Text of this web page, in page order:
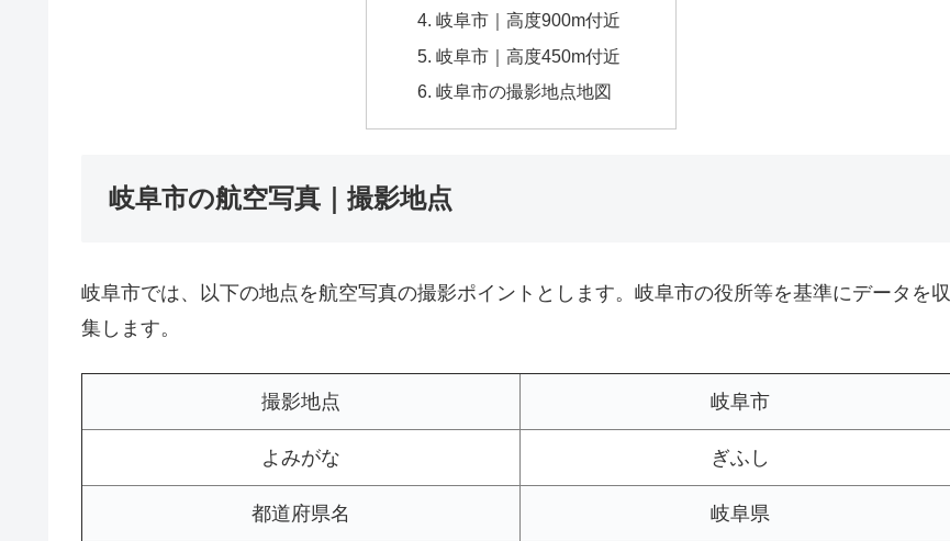
岐阜市｜高度900m付近
岐阜市｜高度450m付近
岐阜市の撮影地点地図
岐阜市の航空写真｜撮影地点
岐阜市では、以下の地点を航空写真の撮影ポイントとします。岐阜市の役所等を基準にデータを収
集します。
撮影地点 岐阜市
よみがな ぎふし
都道府県名 岐阜県